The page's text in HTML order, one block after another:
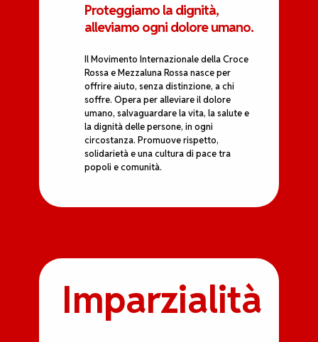
Proteggiamo la dignità,
alleviamo ogni dolore umano.
Il Movimento Internazionale della Croce
Rossa e Mezzaluna Rossa nasce per
offrire aiuto, senza distinzione, a chi
soffre. Opera per alleviare il dolore
umano, salvaguardare la vita, la salute e
la dignità delle persone, in ogni
circostanza. Promuove rispetto,
solidarietà e una cultura di pace tra
popoli e comunità.
Imparzialità